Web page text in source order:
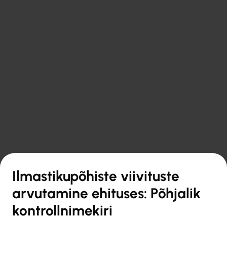
Ilmastikupõhiste viivituste
arvutamine ehituses: Põhjalik
kontrollnimekiri